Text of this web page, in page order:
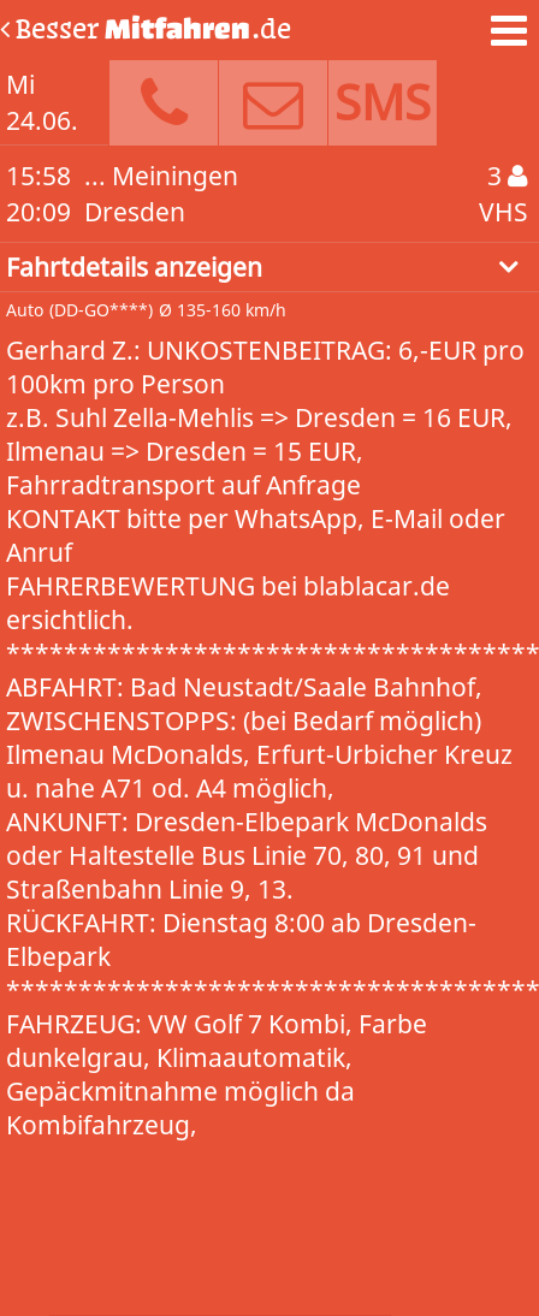
BesserMitfahren.de
Mi
24.06.
SMS
15:58
20:09
... Meiningen
Dresden
3
VHS
Fahrtdetails anzeigen
Auto (DD-GO****) Ø 135-160 km/h
Gerhard Z.: UNKOSTENBEITRAG: 6,-EUR pro
100km pro Person
z.B. Suhl Zella-Mehlis => Dresden = 16 EUR,
Ilmenau => Dresden = 15 EUR,
Fahrradtransport auf Anfrage
KONTAKT bitte per WhatsApp, E-Mail oder
Anruf
FAHRERBEWERTUNG bei blablacar.de
ersichtlich.
ABFAHRT: Bad Neustadt/Saale Bahnhof,
ZWISCHENSTOPPS: (bei Bedarf möglich)
Ilmenau McDonalds, Erfurt-Urbicher Kreuz
u. nahe A71 od. A4 möglich,
ANKUNFT: Dresden-Elbepark McDonalds
oder Haltestelle Bus Linie 70, 80, 91 und
Straßenbahn Linie 9, 13.
RÜCKFAHRT: Dienstag 8:00 ab Dresden-
Elbepark
FAHRZEUG: VW Golf 7 Kombi, Farbe
dunkelgrau, Klimaautomatik,
Gepäckmitnahme möglich da
Kombifahrzeug,